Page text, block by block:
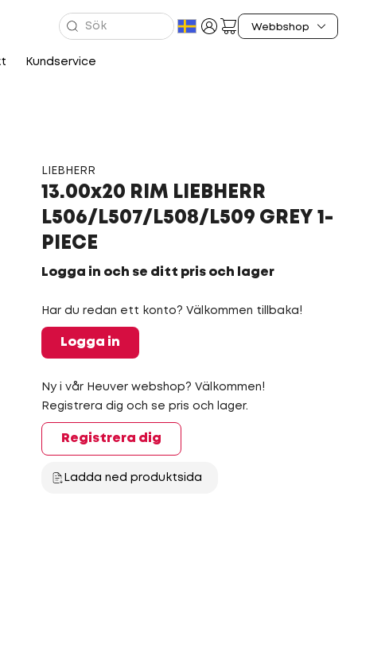
Kundservice
LIEBHERR
13.00x20 RIM LIEBHERR
L506/L507/L508/L509 GREY 1-
PIECE
Logga in och se ditt pris och lager
Har du redan ett konto? Välkommen tillbaka!
Logga in
Ny i vår Heuver webshop? Välkommen!
Registrera dig och se pris och lager.
Registrera dig
Ladda ned produktsida